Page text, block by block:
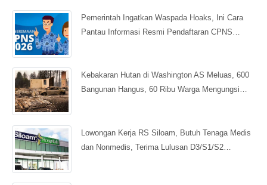
Pemerintah Ingatkan Waspada Hoaks, Ini Cara
Pantau Informasi Resmi Pendaftaran CPNS…
Kebakaran Hutan di Washington AS Meluas, 600
Bangunan Hangus, 60 Ribu Warga Mengungsi…
Lowongan Kerja RS Siloam, Butuh Tenaga Medis
dan Nonmedis, Terima Lulusan D3/S1/S2…